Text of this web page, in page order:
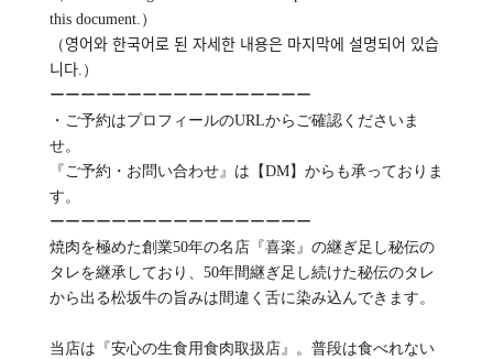
this document.）
（영어와 한국어로 된 자세한 내용은 마지막에 설명되어 있습
니다.）
ーーーーーーーーーーーーーーーーー
・ご予約はプロフィールのURLからご確認くださいま
せ。
『ご予約・お問い合わせ』は【DM】からも承っておりま
す。
ーーーーーーーーーーーーーーーーー
焼肉を極めた創業50年の名店『喜楽』の継ぎ足し秘伝の
タレを継承しており、50年間継ぎ足し続けた秘伝のタレ
から出る松坂牛の旨みは間違く舌に染み込んできます。
当店は『安心の生食用食肉取扱店』。普段は食べれない